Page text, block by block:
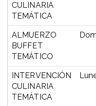
CULINARIA
TEMÁTICA
ALMUERZO
BUFFET
TEMÁTICO
INTERVENCIÓN
CULINARIA
TEMÁTICA